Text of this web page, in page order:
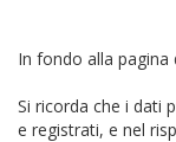
In fondo alla
Si ricorda che i dati
e registrati, e nel